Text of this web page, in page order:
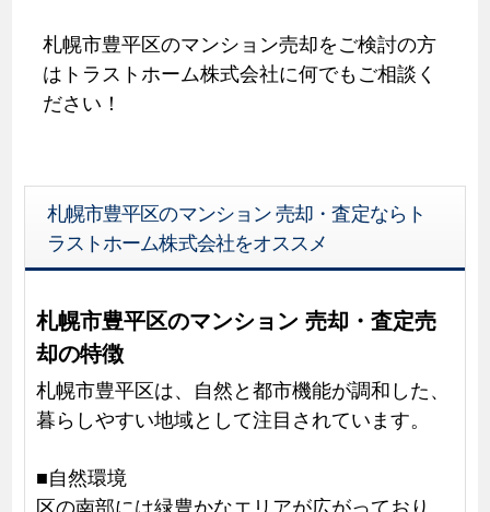
札幌市豊平区のマンション売却をご検討の方
はトラストホーム株式会社に何でもご相談く
ださい！
札幌市豊平区のマンション 売却・査定ならト
ラストホーム株式会社をオススメ
札幌市豊平区のマンション 売却・査定売
却の特徴
札幌市豊平区は、自然と都市機能が調和した、
暮らしやすい地域として注目されています。
■自然環境
区の南部には緑豊かなエリアが広がっており、